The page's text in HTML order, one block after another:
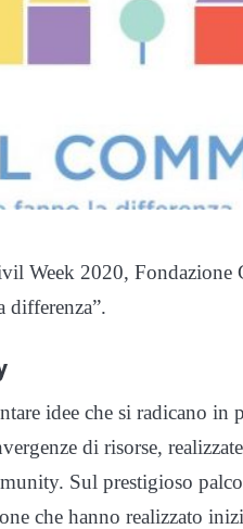
Week 2020,
differenza”.
idee che si radicano
di risorse,
Sul prestigioso
che hanno realizzato